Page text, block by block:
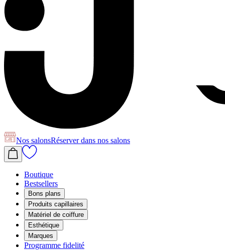
Nos salonsRéserverdans nos salons
Boutique
Bestsellers
Bons plans
Produits capillaires
Matériel de coiffure
Esthétique
Marques
Programme fidelité